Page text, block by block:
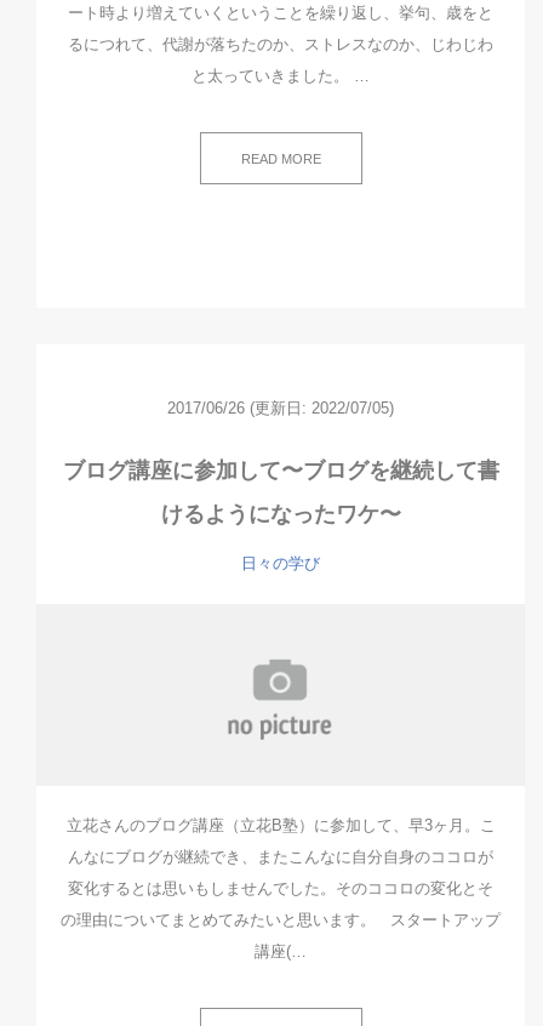
ート時より増えていくということを繰り返し、挙句、歳をと
るにつれて、代謝が落ちたのか、ストレスなのか、じわじわ
と太っていきました。 …
READ MORE
2017/06/26 (更新日: 2022/07/05)
ブログ講座に参加して〜ブログを継続して書
けるようになったワケ〜
日々の学び
立花さんのブログ講座（立花B塾）に参加して、早3ヶ月。こ
んなにブログが継続でき、またこんなに自分自身のココロが
変化するとは思いもしませんでした。そのココロの変化とそ
の理由についてまとめてみたいと思います。 スタートアップ
講座(…